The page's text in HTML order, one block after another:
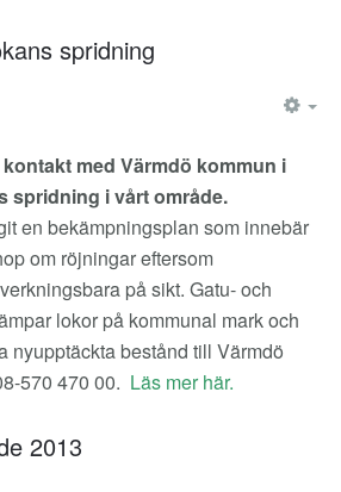
spridning
med Värmdö kommun i
spridning i vårt område.
en bekämpningsplan som innebär
om röjningar eftersom
på sikt. Gatu- och
lokor på kommunal mark och
nyupptäckta bestånd till Värmdö
570 470 00. Läs mer här.
2013